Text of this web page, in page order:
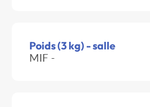
Poids (3 kg) - salle
MIF -